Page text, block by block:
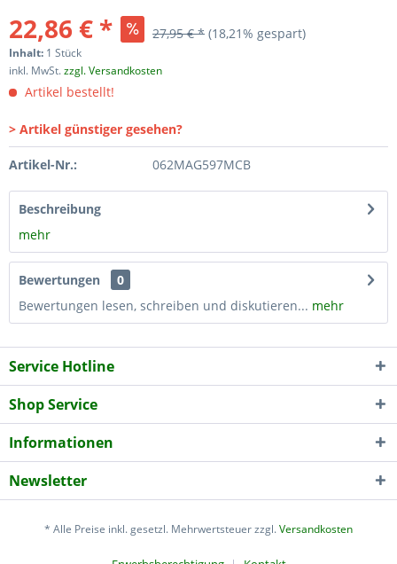
22,86 € * 27,95 € * (18,21% gespart)
Inhalt: 1 Stück
inkl. MwSt.zzgl. Versandkosten
Artikel bestellt!
> Artikel günstiger gesehen?
Artikel-Nr.: 062MAG597MCB
Beschreibung
mehr
Bewertungen
0
Bewertungen lesen, schreiben und diskutieren... mehr
Service Hotline
Shop Service
Informationen
Newsletter
* Alle Preise inkl. gesetzl. Mehrwertsteuer zzgl.Versandkosten